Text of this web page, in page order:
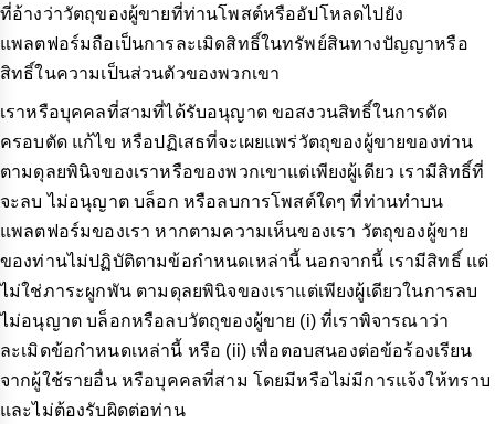
ที่อ้างว่าวัตถุของผู้ขายที่ท่านโพสต์หรืออัปโหลดไปยัง
แพลตฟอร์มถือเป็นการละเมิดสิทธิ์ในทรัพย์สินทางปัญญาหรือ
สิทธิ์ในความเป็นส่วนตัวของพวกเขา
เราหรือบุคคลที่สามที่ได้รับอนุญาต ขอสงวนสิทธิ์ในการตัด
ครอบตัด แก้ไข หรือปฏิเสธที่จะเผยแพร่วัตถุของผู้ขายของท่าน
ตามดุลยพินิจของเราหรือของพวกเขาแต่เพียงผู้เดียว เรามีสิทธิ์ที่
จะลบ ไม่อนุญาต บล็อก หรือลบการโพสต์ใดๆ ที่ท่านทำบน
แพลตฟอร์มของเรา หากตามความเห็นของเรา วัตถุของผู้ขาย
ของท่านไม่ปฏิบัติตามข้อกำหนดเหล่านี้ นอกจากนี้ เรามีสิทธิ์ แต่
ไม่ใช่ภาระผูกพัน ตามดุลยพินิจของเราแต่เพียงผู้เดียวในการลบ
ไม่อนุญาต บล็อกหรือลบวัตถุของผู้ขาย (i) ที่เราพิจารณาว่า
ละเมิดข้อกำหนดเหล่านี้ หรือ (ii) เพื่อตอบสนองต่อข้อร้องเรียน
จากผู้ใช้รายอื่น หรือบุคคลที่สาม โดยมีหรือไม่มีการแจ้งให้ทราบ
และไม่ต้องรับผิดต่อท่าน